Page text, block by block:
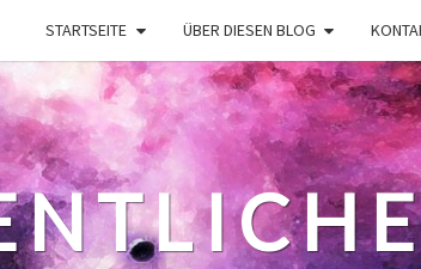
STARTSEITE ÜBER DIESEN BLOG